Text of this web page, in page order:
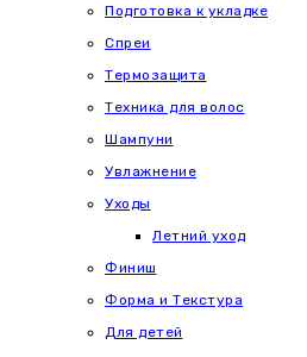
Подготовка к укладке
Спреи
Термозащита
Техника для волос
Шампуни
Увлажнение
Уходы
Летний уход
Финиш
Форма и Текстура
Для детей